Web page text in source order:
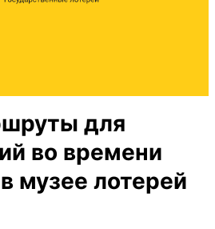
для
во времени
музее лотерей